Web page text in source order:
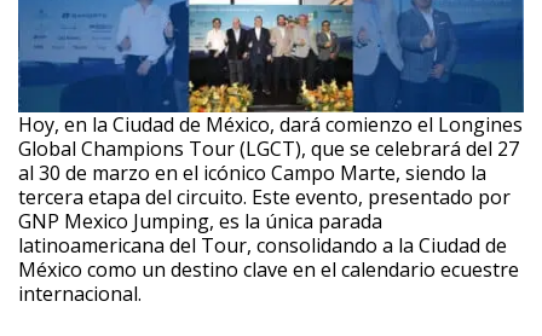
Hoy, en la Ciudad de México, dará comienzo el Longines
Global Champions Tour (LGCT), que se celebrará del 27
al 30 de marzo en el icónico Campo Marte, siendo la
tercera etapa del circuito. Este evento, presentado por
GNP Mexico Jumping, es la única parada
latinoamericana del Tour, consolidando a la Ciudad de
México como un destino clave en el calendario ecuestre
internacional.